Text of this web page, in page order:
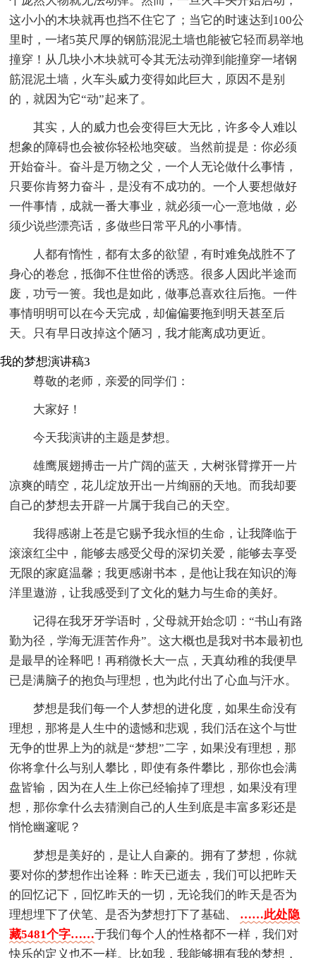
这小小的木块就再也挡不住它了；当它的时速达到100公
里时，一堵5英尺厚的钢筋混泥土墙也能被它轻而易举地
撞穿！从几块小木块就可令其无法动弹到能撞穿一堵钢
筋混泥土墙，火车头威力变得如此巨大，原因不是别
的，就因为它“动”起来了。
其实，人的威力也会变得巨大无比，许多令人难以
想象的障碍也会被你轻松地突破。当然前提是：你必须
开始奋斗。奋斗是万物之父，一个人无论做什么事情，
只要你肯努力奋斗，是没有不成功的。一个人要想做好
一件事情，成就一番大事业，就必须一心一意地做，必
须少说些漂亮话，多做些日常平凡的小事情。
人都有惰性，都有太多的欲望，有时难免战胜不了
身心的卷怠，抵御不住世俗的诱惑。很多人因此半途而
废，功亏一篑。我也是如此，做事总喜欢往后拖。一件
事情明明可以在今天完成，却偏偏要拖到明天甚至后
天。只有早日改掉这个陋习，我才能离成功更近。
我的梦想演讲稿3
尊敬的老师，亲爱的同学们：
大家好！
今天我演讲的主题是梦想。
雄鹰展翅搏击一片广阔的蓝天，大树张臂撑开一片
凉爽的晴空，花儿绽放开出一片绚丽的天地。而我却要
自己的梦想去开辟一片属于我自己的天空。
我得感谢上苍是它赐予我永恒的生命，让我降临于
滚滚红尘中，能够去感受父母的深切关爱，能够去享受
无限的家庭温馨；我更感谢书本，是他让我在知识的海
洋里遨游，让我感受到了文化的魅力与生命的美好。
记得在我牙牙学语时，父母就开始念叨：“书山有路
勤为径，学海无涯苦作舟”。这大概也是我对书本最初也
是最早的诠释吧！再稍微长大一点，天真幼稚的我便早
已是满脑子的抱负与理想，也为此付出了心血与汗水。
梦想是我们每一个人梦想的进化度，如果生命没有
理想，那将是人生中的遗憾和悲观，我们活在这个与世
无争的世界上为的就是“梦想”二字，如果没有理想，那
你将拿什么与别人攀比，即使有条件攀比，那你也会满
盘皆输，因为在人生上你已经输掉了理想，如果没有理
想，那你拿什么去猜测自己的人生到底是丰富多彩还是
悄怆幽邃呢？
梦想是美好的，是让人自豪的。拥有了梦想，你就
要对你的梦想作出诠释：昨天已逝去，我们可以把昨天
的回忆记下，回忆昨天的一切，无论我们的昨天是否为
理想埋下了伏笔、是否为梦想打下了基础、 ……此处隐
藏5481个字……于我们每个人的性格都不一样，我们对
快乐的定义也不一样。比如我，我能够拥有我的梦想，